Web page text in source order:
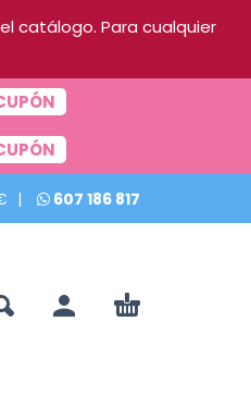
catálogo. Para cualquier
| 607 186 817